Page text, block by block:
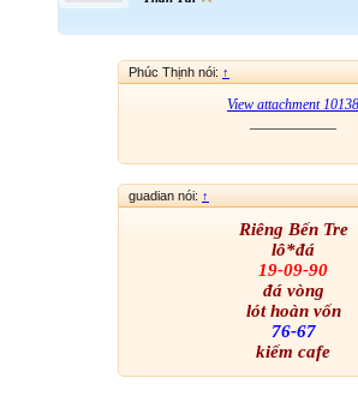
Phúc Thịnh nói: ↑
View attachment 10138
guadian nói: ↑
Riêng Bến Tre
lô*đá
19-09-90
đá vòng
lót hoàn vốn
76-67
kiếm cafe